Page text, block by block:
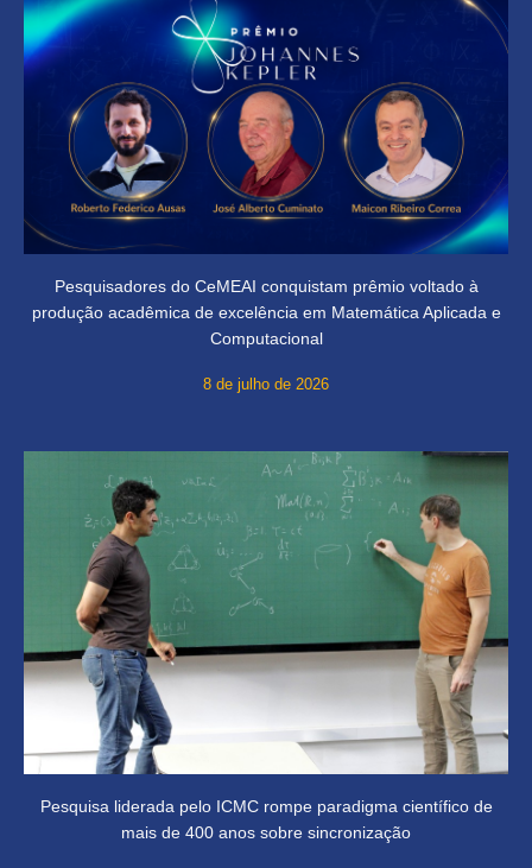
Pesquisadores do CeMEAI conquistam prêmio voltado à
produção acadêmica de excelência em Matemática Aplicada e
Computacional
8 de julho de 2026
Pesquisa liderada pelo ICMC rompe paradigma científico de
mais de 400 anos sobre sincronização